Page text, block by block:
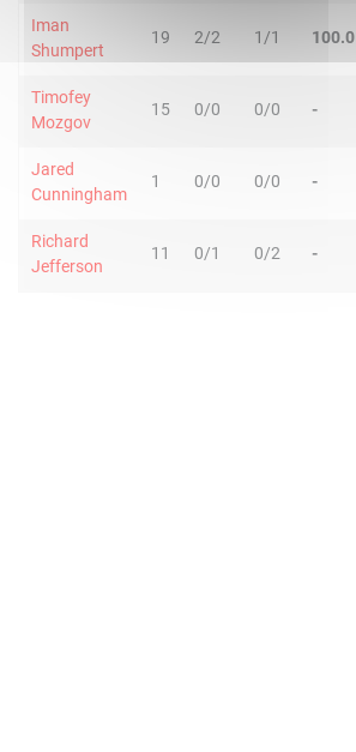
Iman
Shumpert
19 2/2 1/1 100.0
Timofey
Mozgov
15 0/0 0/0 -
Jared
Cunningham
1 0/0 0/0 -
Richard
Jefferson
11 0/1 0/2 -